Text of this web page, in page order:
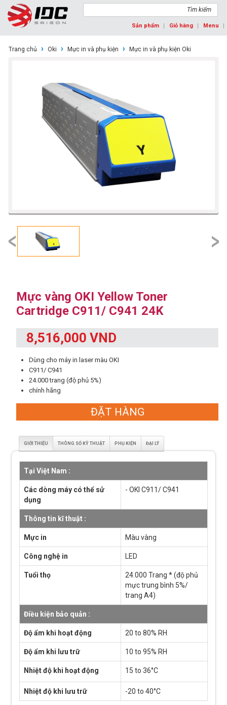
Tìm kiếm
Sản phẩm Giỏ hàng Menu
Trang chủ › Oki › Mực in và phụ kiện › Mực in và phụ kiện Oki
prev next
Mực vàng OKI Yellow Toner
Cartridge C911/ C941 24K
8,516,000 VND
Dùng cho máy in laser màu OKI
C911/ C941
24.000 trang (độ phủ 5%)
chính hãng
ĐẶT HÀNG
GIỚI THIỆU THÔNG SỐ KỸ THUẬT PHỤ KIỆN ĐẠI LÝ
Tại Việt Nam :
Các dòng máy có thể sử
dụng
- OKI C911/ C941
Thông tin kĩ thuật :
Mực in Màu vàng
Công nghệ in LED
Tuổi thọ
24.000 Trang * (độ phủ
mực trung bình 5%/
trang A4)
Điều kiện bảo quản :
Độ ẩm khi hoạt động 20 to 80% RH
Độ ẩm khi lưu trữ 10 to 95% RH
Nhiệt độ khi hoạt động 15 to 36°C
Nhiệt độ khi lưu trữ -20 to 40°C